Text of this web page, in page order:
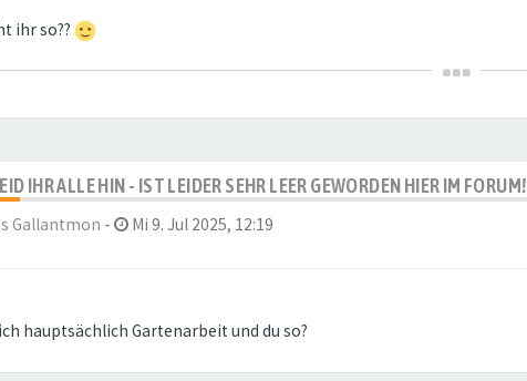
ihr so??
IHR ALLE HIN - IST LEIDER SEHR LEER GEWORDEN HIER IM FORUM!
Gallantmon - Mi 9. Jul 2025, 12:19
hauptsächlich Gartenarbeit und du so?